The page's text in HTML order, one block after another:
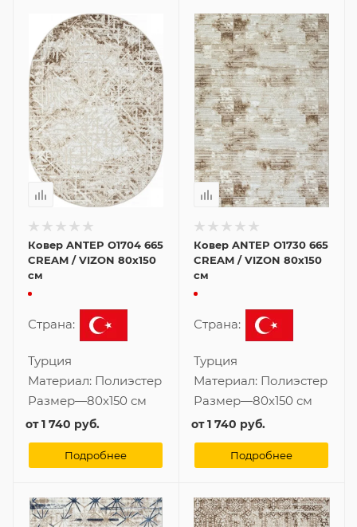
Ковер ANTEP O1704 665
CREAM / VIZON 80x150
см
Страна:
Турция
Материал: Полиэстер
Размер—80x150 см
от1 740 руб.
Подробнее
Ковер ANTEP O1730 665
CREAM / VIZON 80x150
см
Страна:
Турция
Материал: Полиэстер
Размер—80x150 см
от1 740 руб.
Подробнее